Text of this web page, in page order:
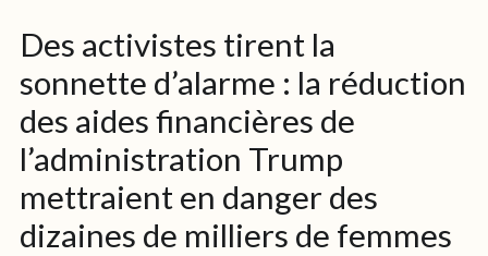
Des activistes tirent la
sonnette d’alarme : la réduction
des aides financières de
l’administration Trump
mettraient en danger des
dizaines de milliers de femmes